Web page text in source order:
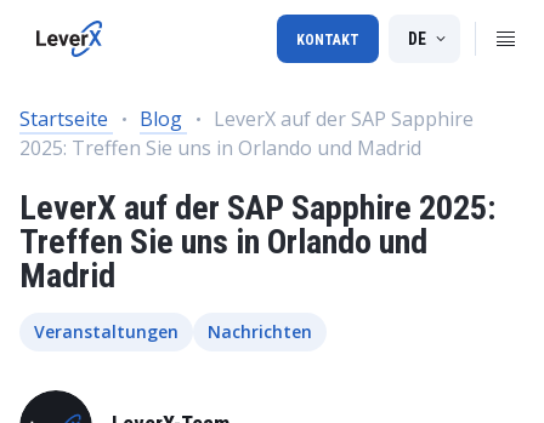
DE
KONTAKT
Startseite Blog
LeverX auf der SAP Sapphire
2025: Treffen Sie uns in Orlando und Madrid
LeverX auf der SAP Sapphire 2025:
Treffen Sie uns in Orlando und
Madrid
Veranstaltungen Nachrichten